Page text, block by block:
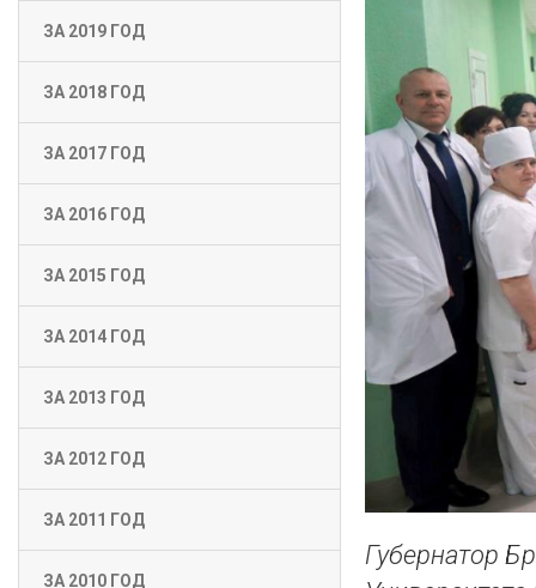
ЗА 2019 ГОД
ЗА 2018 ГОД
ЗА 2017 ГОД
ЗА 2016 ГОД
ЗА 2015 ГОД
ЗА 2014 ГОД
ЗА 2013 ГОД
ЗА 2012 ГОД
ЗА 2011 ГОД
ЗА 2010 ГОД
Губернатор